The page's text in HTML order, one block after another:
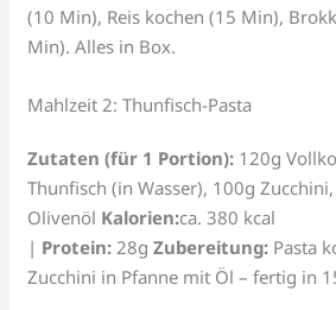
(10 Min), Reis kochen (15 Min),
Min). Alles in Box.
Mahlzeit 2: Thunfisch-Pasta
Zutaten (für 1 Portion): 120g
Thunfisch (in Wasser), 100g Zucchini,
Olivenöl Kalorien:ca. 380 kcal
| Protein: 28gZubereitung: Pasta
Zucchini in Pfanne mit Öl – fertig in